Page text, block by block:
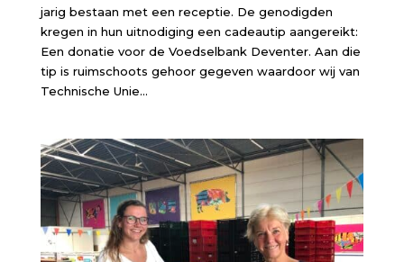
jarig bestaan met een receptie. De genodigden
kregen in hun uitnodiging een cadeautip aangereikt:
Een donatie voor de Voedselbank Deventer. Aan die
tip is ruimschoots gehoor gegeven waardoor wij van
Technische Unie...